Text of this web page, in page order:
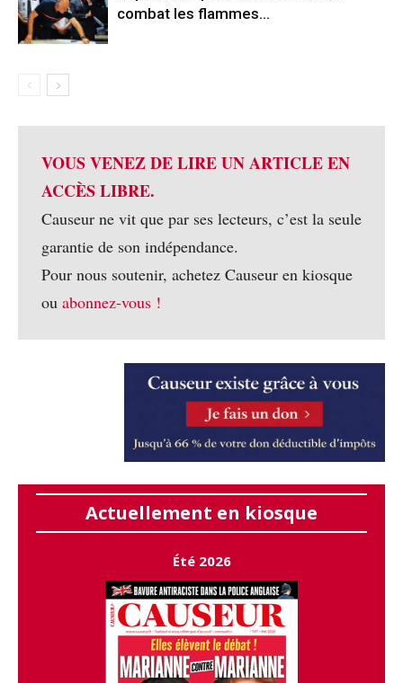
combat les flammes…
VOUS VENEZ DE LIRE UN ARTICLE EN
ACCÈS LIBRE.
Causeur ne vit que par ses lecteurs, c’est la seule
garantie de son indépendance.
Pour nous soutenir, achetez Causeur en kiosque
ou abonnez-vous !
Actuellement en kiosque
Été 2026